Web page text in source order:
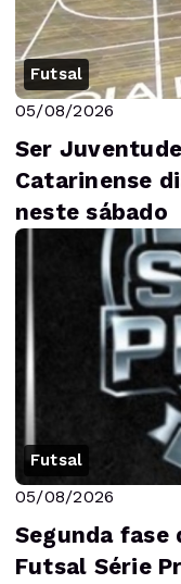
Futsal
05/08/2026
Ser
Catarinense
neste sábado
Futsal
05/08/2026
Segunda fase
Futsal Série